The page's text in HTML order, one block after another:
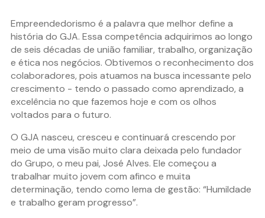
Empreendedorismo é a palavra que melhor define a
história do GJA. Essa competência adquirimos ao longo
de seis décadas de união familiar, trabalho, organização
e ética nos negócios. Obtivemos o reconhecimento dos
colaboradores, pois atuamos na busca incessante pelo
crescimento - tendo o passado como aprendizado, a
excelência no que fazemos hoje e com os olhos
voltados para o futuro.
O GJA nasceu, cresceu e continuará crescendo por
meio de uma visão muito clara deixada pelo fundador
do Grupo, o meu pai, José Alves. Ele começou a
trabalhar muito jovem com afinco e muita
determinação, tendo como lema de gestão: “Humildade
e trabalho geram progresso”.